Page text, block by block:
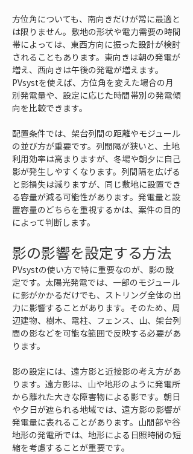
方位角についても、南向きだけが常に最適と
は限りません。敷地の形状や電力需要の時間
帯によっては、東西方向に振った設計が検討
されることもあります。東向きは朝の発電が
増え、西向きは午後の発電が増えます。
PVsystを使えば、方位角を変えた場合の月
別発電量や、設定に応じた時間帯別の発電傾
向を比較できます。
配置条件では、架台列間の距離やモジュール
の並び方が重要です。列間隔が狭いと、土地
利用効率は高まりますが、冬場や朝夕に自己
影が発生しやすくなります。列間隔を広げる
と影損失は減りますが、同じ敷地に設置でき
る容量が減る可能性があります。発電量と設
置容量のどちらを重視するかは、案件の目的
によって判断します。
影の影響を設定する方法
PVsystの使い方で特に重要なのが、影の設
定です。太陽光発電では、一部のモジュール
に影がかかるだけでも、ストリング全体の出
力に影響することがあります。そのため、周
辺建物、樹木、電柱、フェンス、山、架台列
間の影などを可能な範囲で反映する必要があ
ります。
影の設定には、遠方影と近接影の考え方があ
ります。遠方影は、山や地形のように発電所
から離れた大きな障害物による影です。朝日
や夕日が遮られる地域では、遠方影の影響が
発電量に表れることがあります。山間部や谷
地形の発電所では、地形による日照時間の短
縮を考慮することが重要です。